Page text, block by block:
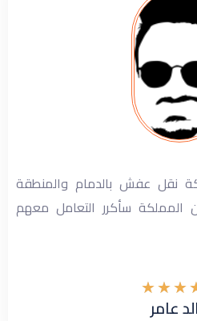
نقل عفش بالدمام والمنطقة
المملكة سأكرر التعامل معهم
★
★
★
عامر